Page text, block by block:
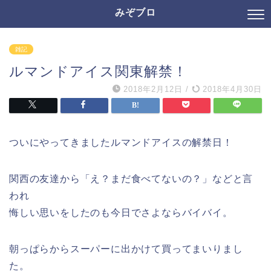
みぞブロ
雑記
ルマンドアイス関東解禁！
2018年2月12日 / 2018年4月30日
ついにやってきましたルマンドアイスの解禁日！
関西の友達から「え？まだ食べてないの？」などと言
われ
悔しい思いをしたのも今日でさよならバイバイ。
朝っぱらからスーパーに出かけて買ってまいりまし
た。